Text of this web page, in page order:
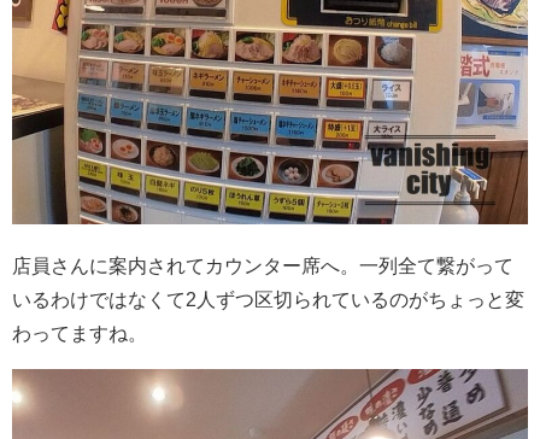
店員さんに案内されてカウンター席へ。一列全て繋がって
いるわけではなくて2人ずつ区切られているのがちょっと変
わってますね。